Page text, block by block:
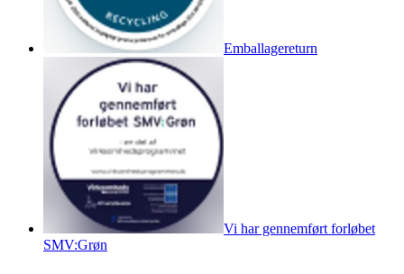
Emballagereturn
Vi har gennemført forløbet
SMV:Grøn